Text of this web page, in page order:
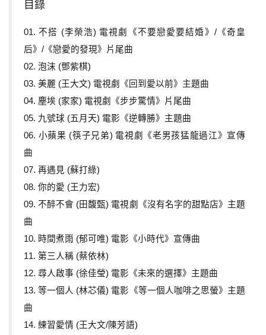
目錄
01. 不搭 (李榮浩) 電視劇《不要戀愛要結婚》/《奇皇
后》/《戀愛的發現》片尾曲
02. 泡沫 (鄧紫棋)
03. 美麗 (王大文) 電視劇《回到愛以前》主題曲
04. 塵埃 (家家) 電視劇《步步驚情》片尾曲
05. 九號球 (五月天) 電影《逆轉勝》主題曲
06. 小蘋果 (筷子兄弟) 電視劇《老男孩猛龍過江》宣傳
曲
07. 再遇見 (蘇打綠)
08. 你的愛 (王力宏)
09. 不醉不會 (田馥甄) 電視劇《沒有名字的甜點店》主題
曲
10. 時間煮雨 (郁可唯) 電影《小時代》宣傳曲
11. 第三人稱 (蔡依林)
12. 尋人啟事 (徐佳瑩) 電影《未來的選擇》主題曲
13. 等一個人 (林芯儀) 電影《等一個人咖啡之思螢》主題
曲
14. 練習愛情 (王大文/陳芳語)